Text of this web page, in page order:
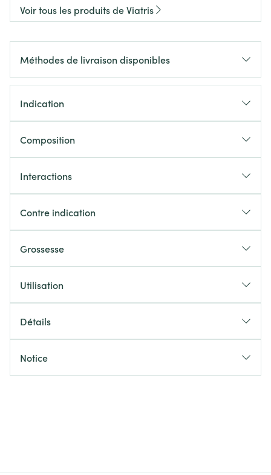
Voir tous les produits de Viatris
Méthodes de livraison disponibles
Indication
Composition
Interactions
Contre indication
Grossesse
Utilisation
Détails
Notice